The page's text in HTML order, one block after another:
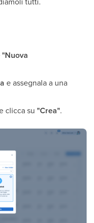
"Nuova
e assegnala a una
clicca su "Crea".